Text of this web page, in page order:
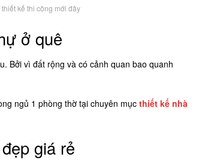
kế thi công mới đây
ở quê
Bởi vì đất rộng và có cảnh quan bao quanh
ngủ 1 phòng thờ tại chuyên mụcthiết kế nhà
giá rẻ